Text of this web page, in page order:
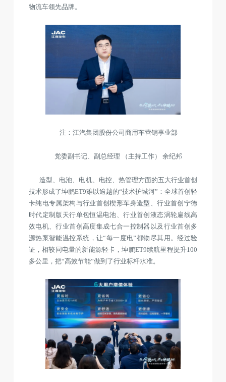
物流车领先品牌。
注：江汽集团股份公司商用车营销事业部
党委副书记、副总经理 （主持工作） 余纪邦
造型、电池、电机、电控、热管理方面的五大行业首创
技术形成了坤鹏ET9难以逾越的“技术护城河”：全球首创轻
卡纯电专属架构与行业首创楔形车身造型、行业首创宁德
时代定制版天行单包恒温电池、行业首创液态涡轮扁线高
效电机、行业首创高度集成七合一控制器以及行业首创多
源热泵智能温控系统，让“每一度电”都物尽其用。经过验
证，相较同电量的新能源轻卡，坤鹏ET9续航里程提升100
多公里，把“高效节能”做到了行业标杆水准。